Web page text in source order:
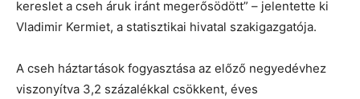
kereslet a cseh áruk iránt megerősödött” – jelentette ki
Vladimir Kermiet, a statisztikai hivatal szakigazgatója.
A cseh háztartások fogyasztása az előző negyedévhez
viszonyítva 3,2 százalékkal csökkent, éves